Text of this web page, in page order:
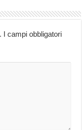
I campi obbligatori